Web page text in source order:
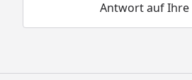
Antwort auf Ihre